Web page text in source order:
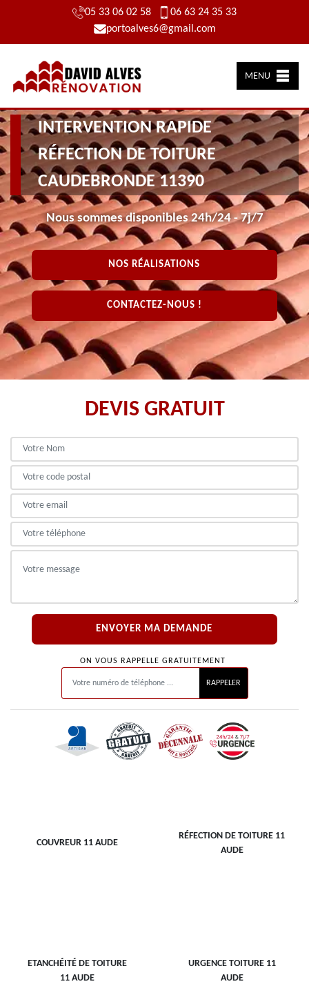
05 33 06 02 58
06 63 24 35 33
portoalves6@gmail.com
MENU
INTERVENTION RAPIDE
RÉFECTION DE TOITURE
CAUDEBRONDE 11390
Nous sommes disponibles 24h/24 - 7j/7
NOS RÉALISATIONS
CONTACTEZ-NOUS !
DEVIS GRATUIT
ON VOUS RAPPELLE GRATUITEMENT
COUVREUR 11 AUDE
RÉFECTION DE TOITURE 11
AUDE
ETANCHÉITÉ DE TOITURE
11 AUDE
URGENCE TOITURE 11
AUDE